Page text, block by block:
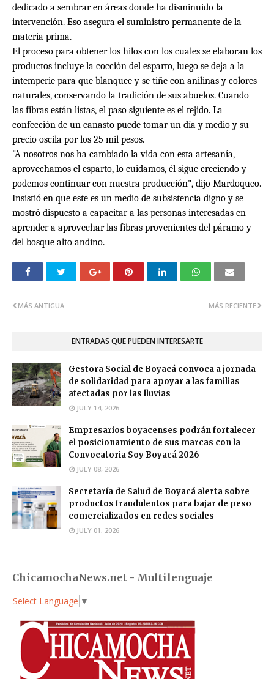
dedicado a sembrar en áreas donde ha disminuido la
intervención. Eso asegura el suministro permanente de la
materia prima.
El proceso para obtener los hilos con los cuales se elaboran los
productos incluye la cocción del esparto, luego se deja a la
intemperie para que blanquee y se tiñe con anilinas y colores
naturales, conservando la tradición de sus abuelos. Cuando
las fibras están listas, el paso siguiente es el tejido. La
confección de un canasto puede tomar un día y medio y su
precio oscila por los 25 mil pesos.
"A nosotros nos ha cambiado la vida con esta artesanía,
aprovechamos el esparto, lo cuidamos, él sigue creciendo y
podemos continuar con nuestra producción", dijo Mardoqueo.
Insistió en que este es un medio de subsistencia digno y se
mostró dispuesto a capacitar a las personas interesadas en
aprender a aprovechar las fibras provenientes del páramo y
del bosque alto andino.
MÁS RECIENTE
MÁS ANTIGUA
ENTRADAS QUE PUEDEN INTERESARTE
Gestora Social de Boyacá convoca a jornada
de solidaridad para apoyar a las familias
afectadas por las lluvias
JULY 14, 2026
Empresarios boyacenses podrán fortalecer
el posicionamiento de sus marcas con la
Convocatoria Soy Boyacá 2026
JULY 08, 2026
Secretaría de Salud de Boyacá alerta sobre
productos fraudulentos para bajar de peso
comercializados en redes sociales
JULY 01, 2026
ChicamochaNews.net - Multilenguaje
Select Language ▼